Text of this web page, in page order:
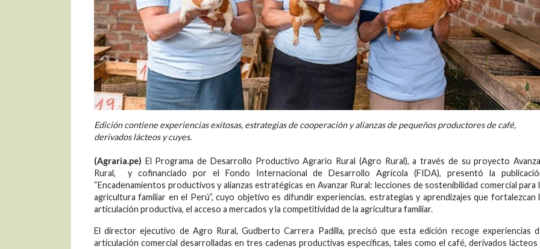
Edición contiene experiencias exitosas, estrategias de cooperación y alianzas de pequeños productores de café,
derivados lácteos y cuyes.
(Agraria.pe) El Programa de Desarrollo Productivo Agrario Rural (Agro Rural), a través de su proyecto
Rural, y cofinanciado por el Fondo Internacional de Desarrollo Agrícola (FIDA), presentó la
“Encadenamientos productivos y alianzas estratégicas en Avanzar Rural: lecciones de sostenibilidad comercial para
agricultura familiar en el Perú”, cuyo objetivo es difundir experiencias, estrategias y aprendizajes que fortalezcan
articulación productiva, el acceso a mercados y la competitividad de la agricultura familiar.
El director ejecutivo de Agro Rural, Gudberto Carrera Padilla, precisó que esta edición recoge experiencias
articulación comercial desarrolladas en tres cadenas productivas específicas, tales como el café, derivados lácteos